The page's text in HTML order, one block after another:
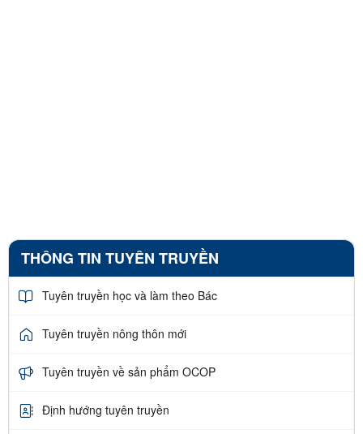
THÔNG TIN TUYÊN TRUYỀN
Tuyên truyền học và làm theo Bác
Tuyên truyền nông thôn mới
Tuyên truyền về sản phẩm OCOP
Định hướng tuyên truyền